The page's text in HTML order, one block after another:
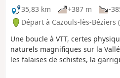
35,83 km +387 m -
Départ à Cazouls-lès-Béziers
Une boucle à VTT, certes
naturels magnifiques sur la
les falaises de schistes, la